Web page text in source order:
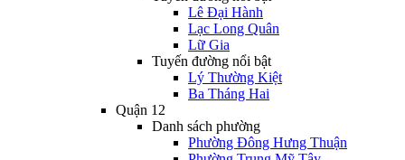
Lê Đại Hành
Lạc Long Quân
Lữ Gia
Tuyến đường nổi bật
Lý Thường Kiệt
Ba Tháng Hai
Quận 12
Danh sách phường
Phường Đông Hưng Thuận